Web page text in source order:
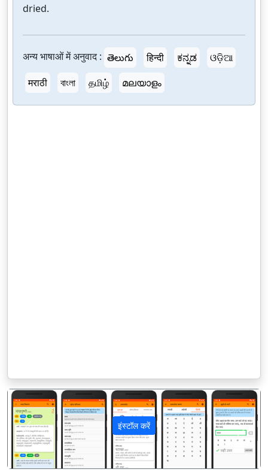
dried.
अन्य भाषाओं में अनुवाद : తెలుగు हिन्दी ಕನ್ನಡ
ଓଡ଼ିଆ
मराठी
বাংলা தமிழ் മലയാളം
इंस्टॉल करें
पिछला अगला